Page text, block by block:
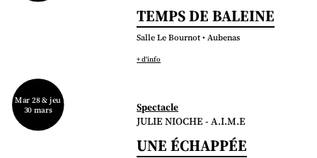
TEMPS DE BALEINE
Salle Le Bournot • Aubenas
+ d'info
Spectacle
Mar 28 & jeu
30 mars
JULIE NIOCHE - A.I.M.E
UNE ÉCHAPPÉE